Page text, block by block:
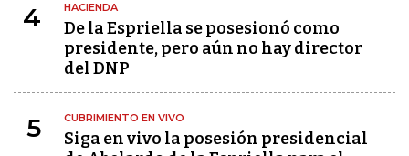
4 HACIENDA
De la Espriella se posesionó como
presidente, pero aún no hay director
del DNP
5 CUBRIMIENTO EN VIVO
Siga en vivo la posesión presidencial